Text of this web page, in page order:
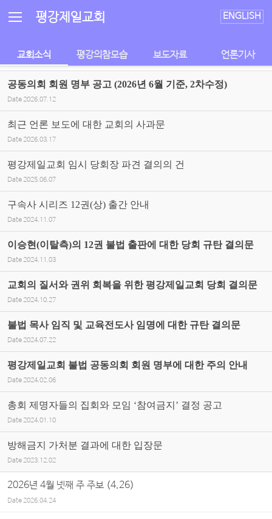
평강제일교회 ENGLISH
교회소식 평강의참모습 보도자료 언론기사
공동의회 회원 명부 공고 (2026년 6월 기준, 2차수정)
Date 2026.07.12
최근 언론 보도에 대한 교회의 사과문
Date 2026.03.17
평강제일교회 임시 당회장 파견 결의의 건
Date 2025.06.07
구속사 시리즈 12권(상) 출간 안내
Date 2024.11.07
이승현(이탈측)의 12권 불법 출판에 대한 당회 규탄 결의문
Date 2024.11.03
교회의 질서와 권위 회복을 위한 평강제일교회 당회 결의문
Date 2024.10.27
불법 목사 임직 및 교육전도사 임명에 대한 규탄 결의문
Date 2024.07.22
평강제일교회 불법 공동의회 회원 명부에 대한 주의 안내
Date 2024.02.06
총회 제명자들의 집회와 모임 ‘참여금지’ 결정 공고
Date 2024.01.10
방해금지 가처분 결과에 대한 입장문
Date 2023.12.02
2026년 4월 넷째 주 주보 (4.26)
Date2026.04.24